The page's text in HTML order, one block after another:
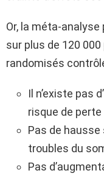
Or, la méta-analyse
sur plus de 120
randomisés
Il n’existe pas
risque de
Pas de
troubles du
Pas